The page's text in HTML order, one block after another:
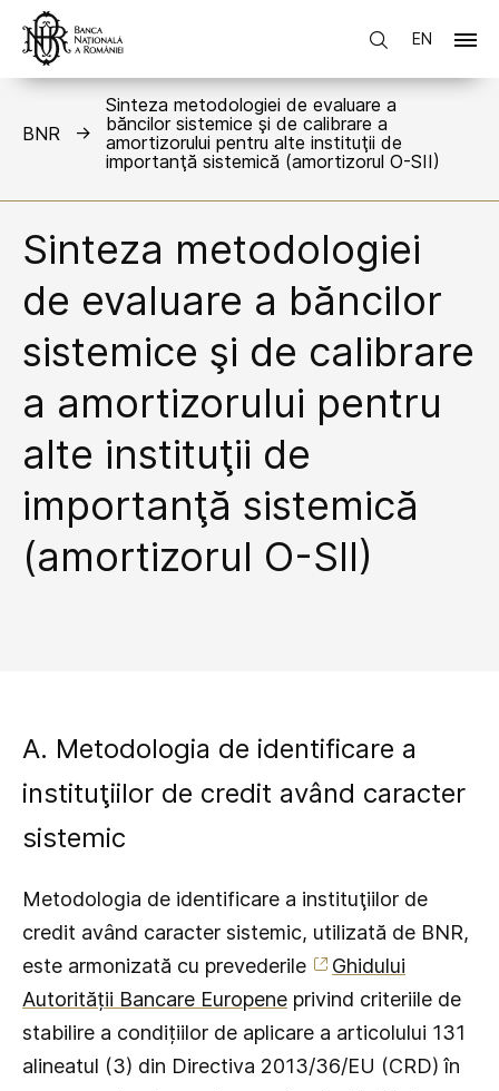
EN
BNR
Sinteza metodologiei de evaluare a
băncilor sistemice şi de calibrare a
amortizorului pentru alte instituţii de
importanţă sistemică (amortizorul O-SII)
Sinteza metodologiei
de evaluare a băncilor
sistemice şi de calibrare
a amortizorului pentru
alte instituţii de
importanţă sistemică
(amortizorul O-SII)
A. Metodologia de identificare a
instituţiilor de credit având caracter
sistemic
Metodologia de identificare a instituţiilor de
credit având caracter sistemic, utilizată de BNR,
este armonizată cu prevederile
Ghidului
Autorității Bancare Europene privind criteriile de
stabilire a condițiilor de aplicare a articolului 131
alineatul (3) din Directiva 2013/36/EU (CRD) în